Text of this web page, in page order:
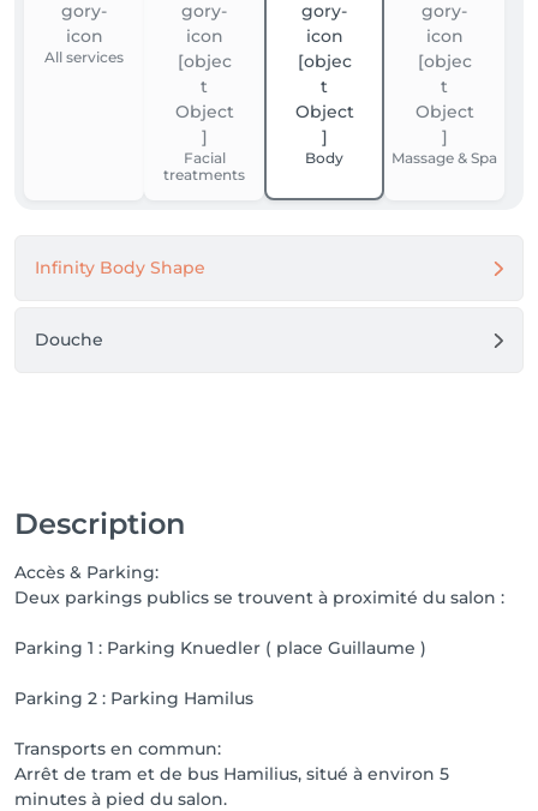
• Soins du visage avancés avec technologies
esthétiques
Je travaille avec différentes technologies de pointe
telles que la radiofréquence, les ultrasons,
l'oxygénothérapie et l'ultrasonic skin scrubber, afin
d'améliorer la qualité de la peau, de favoriser le bien-
être et d'accompagner chaque cliente dans l'atteinte
Mon objectif est de vous offrir bien plus qu'un soin :
centre de toutes les attentions.
All services
Facial
treatments
Body Massage & Spa
Infinity Body Shape
Douche
Description
Accès & Parking:
Deux parkings publics se trouvent à proximité du salon :
Parking 1 : Parking Knuedler ( place Guillaume )
Parking 2 : Parking Hamilus
Transports en commun:
Arrêt de tram et de bus Hamilius, situé à environ 5
minutes à pied du salon.